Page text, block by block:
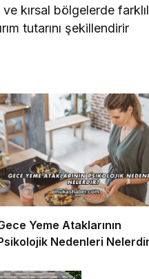
kırsal bölgelerde
tutarını şekillendirir
Yeme Ataklarının
Nedenleri